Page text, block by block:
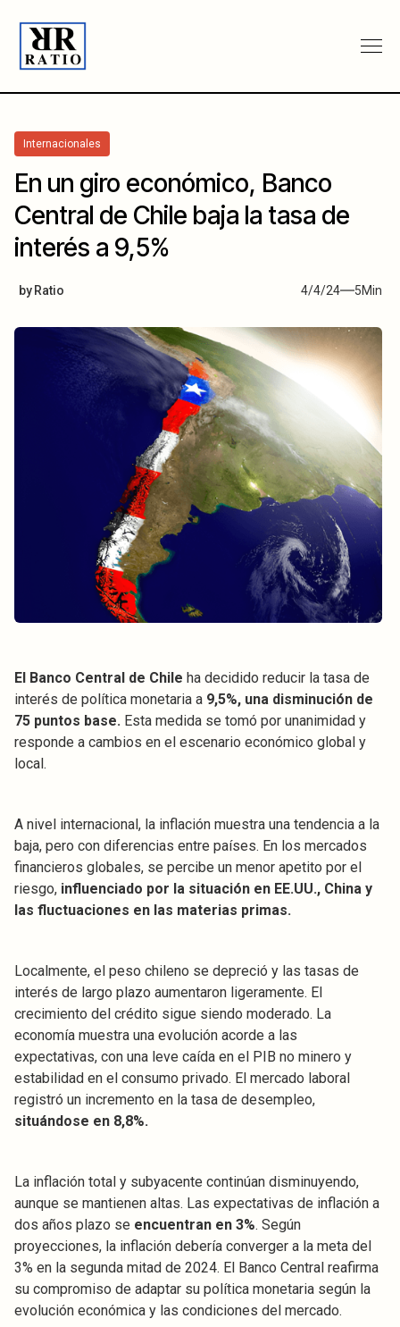
Internacionales
En un giro económico, Banco
Central de Chile baja la tasa de
interés a 9,5%
by Ratio 4/4/24 5Min
El Banco Central de Chile ha decidido reducir la tasa de
interés de política monetaria a 9,5%, una disminución de
75 puntos base. Esta medida se tomó por unanimidad y
responde a cambios en el escenario económico global y
local.
A nivel internacional, la inflación muestra una tendencia a la
baja, pero con diferencias entre países. En los mercados
financieros globales, se percibe un menor apetito por el
riesgo, influenciado por la situación en EE.UU., China y
las fluctuaciones en las materias primas.
Localmente, el peso chileno se depreció y las tasas de
interés de largo plazo aumentaron ligeramente. El
crecimiento del crédito sigue siendo moderado. La
economía muestra una evolución acorde a las
expectativas, con una leve caída en el PIB no minero y
estabilidad en el consumo privado. El mercado laboral
registró un incremento en la tasa de desempleo,
situándose en 8,8%.
La inflación total y subyacente continúan disminuyendo,
aunque se mantienen altas. Las expectativas de inflación a
dos años plazo se encuentran en 3%. Según
proyecciones, la inflación debería converger a la meta del
3% en la segunda mitad de 2024. El Banco Central reafirma
su compromiso de adaptar su política monetaria según la
evolución económica y las condiciones del mercado.